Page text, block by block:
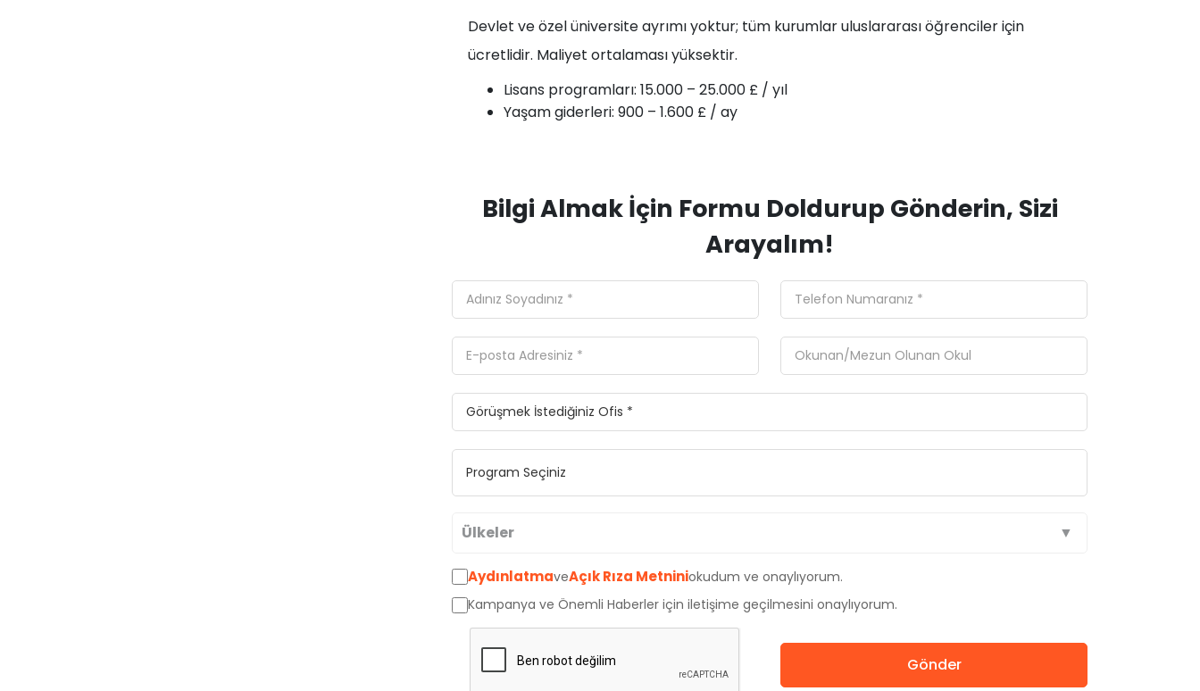
Devlet ve özel üniversite ayrımı yoktur; tüm kurumlar uluslararası öğrenciler için
ücretlidir. Maliyet ortalaması yüksektir.
Lisans programları: 15.000 – 25.000 £ / yıl
Yaşam giderleri: 900 – 1.600 £ / ay
Bilgi Almak İçin Formu Doldurup Gönderin, Sizi
Arayalım!
Ülkeler
Avustralya
Kanada
İngiltere
AydınlatmaveAçık Rıza Metniniokudum ve onaylıyorum.
Kampanya ve Önemli Haberler için iletişime geçilmesini onaylıyorum.
Gönder